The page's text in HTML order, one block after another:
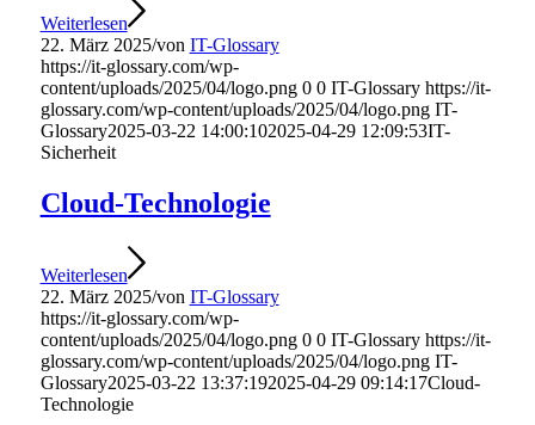
Weiterlesen
22. März 2025/von IT-Glossary
https://it-glossary.com/wp-
content/uploads/2025/04/logo.png 0 0 IT-Glossary https://it-
glossary.com/wp-content/uploads/2025/04/logo.png IT-
Glossary2025-03-22 14:00:102025-04-29 12:09:53IT-
Sicherheit
Cloud-Technologie
Weiterlesen
22. März 2025/von IT-Glossary
https://it-glossary.com/wp-
content/uploads/2025/04/logo.png 0 0 IT-Glossary https://it-
glossary.com/wp-content/uploads/2025/04/logo.png IT-
Glossary2025-03-22 13:37:192025-04-29 09:14:17Cloud-
Technologie